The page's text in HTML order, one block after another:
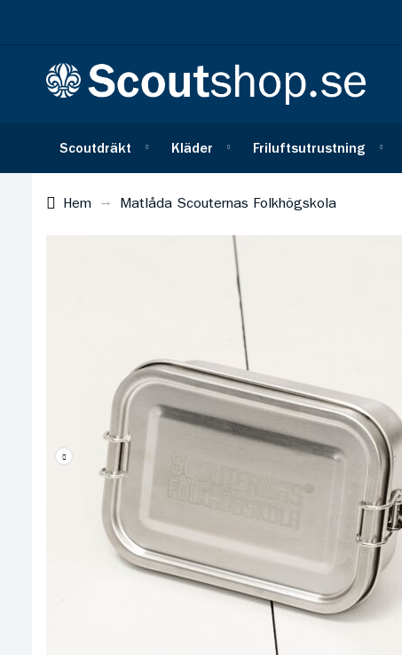
Scoutdräkt Kläder Friluftsutrustning
Hem Matlåda Scouternas Folkhögskola